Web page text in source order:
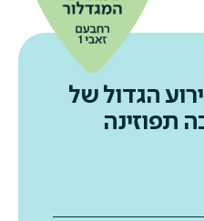
הגדול של
תפוזינה